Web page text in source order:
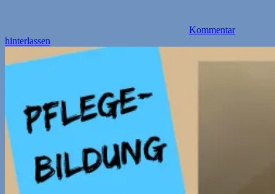
Kommentar
hinterlassen